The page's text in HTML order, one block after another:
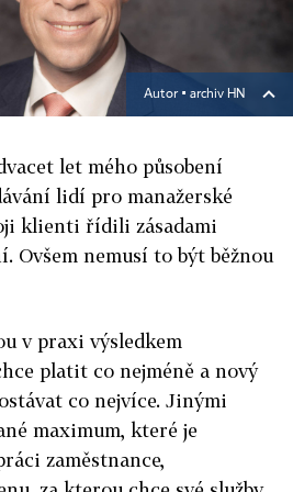
Autor ▪ archiv HN
let mého působení
lidí pro manažerské
klienti řídili zásadami
Ovšem nemusí to být běžnou
v praxi výsledkem
platit co nejméně a nový
co nejvíce. Jinými
maximum, které je
zaměstnance,